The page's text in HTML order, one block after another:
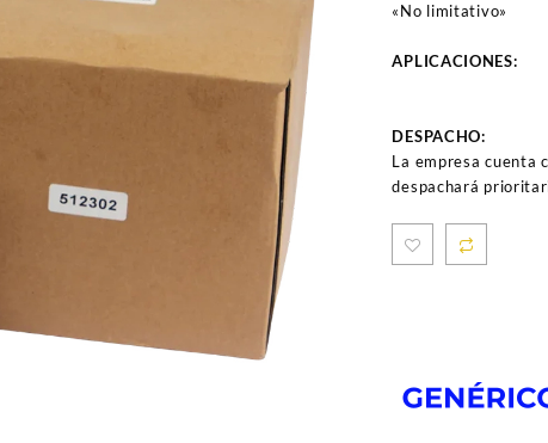
«No limitativo»
APLICACIONES:
DESPACHO:
La empresa cuenta
despachará